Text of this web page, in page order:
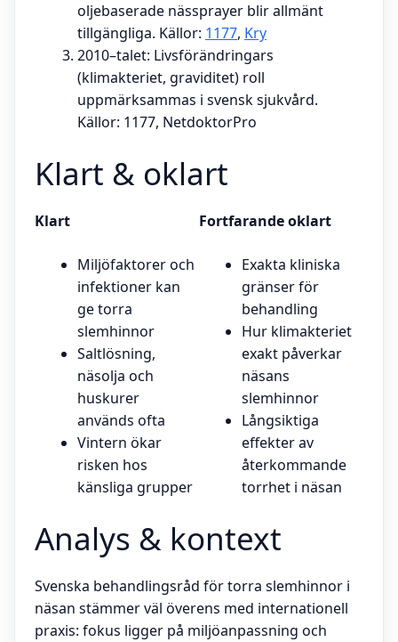
oljebaserade nässprayer blir allmänt
tillgängliga. Källor: 1177, Kry
2010–talet: Livsförändringars
(klimakteriet, graviditet) roll
uppmärksammas i svensk sjukvård.
Källor: 1177, NetdoktorPro
Klart & oklart
Klart
Miljöfaktorer och
infektioner kan
ge torra
slemhinnor
Saltlösning,
näsolja och
huskurer
används ofta
Vintern ökar
risken hos
känsliga grupper
Fortfarande oklart
Exakta kliniska
gränser för
behandling
Hur klimakteriet
exakt påverkar
näsans
slemhinnor
Långsiktiga
effekter av
återkommande
torrhet i näsan
Analys & kontext
Svenska behandlingsråd för torra slemhinnor i
näsan stämmer väl överens med internationell
praxis: fokus ligger på miljöanpassning och